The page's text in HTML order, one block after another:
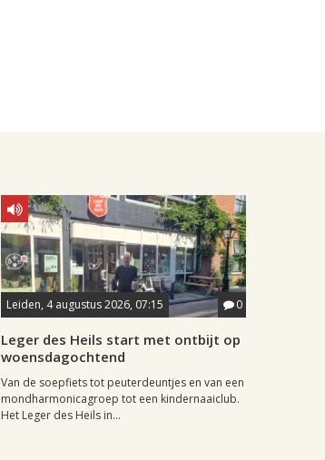
Leiden, 4 augustus 2026, 07:15 0
Leger des Heils start met ontbijt op
woensdagochtend
Van de soepfiets tot peuterdeuntjes en van een
mondharmonicagroep tot een kindernaaiclub.
Het Leger des Heils in...